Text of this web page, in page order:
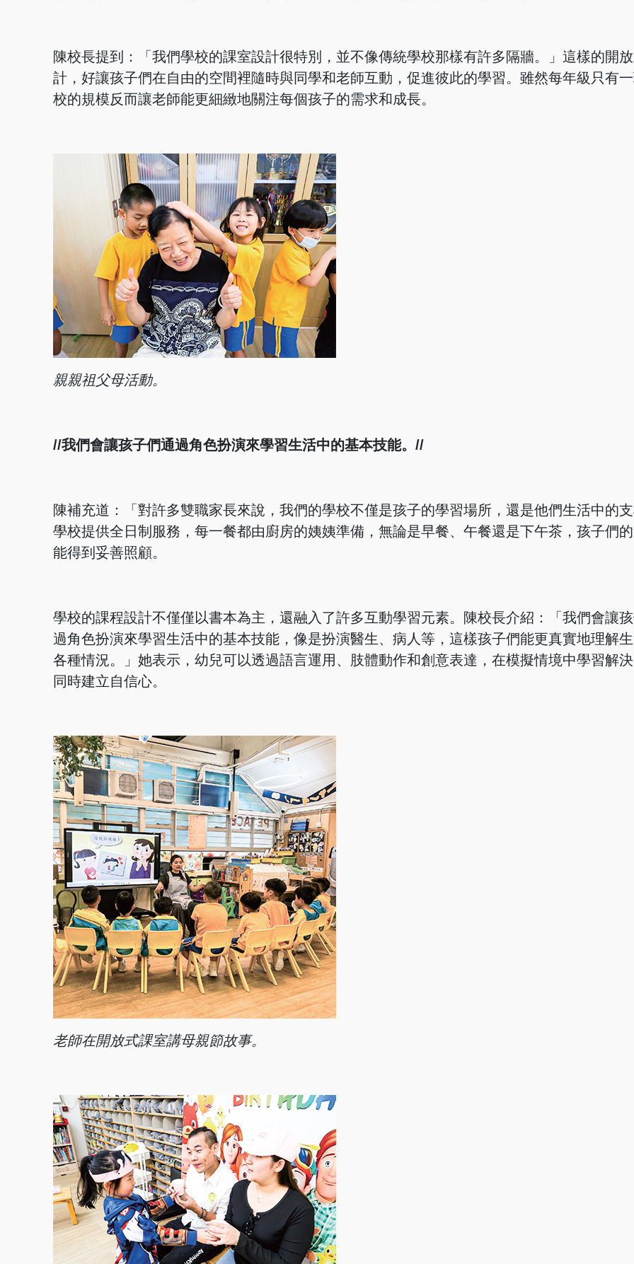
陳校長提到：「我們學校的課室設計很特別，並不像傳統學校那樣有許多隔牆。」這樣的開
計，好讓孩子們在自由的空間裡隨時與同學和老師互動，促進彼此的學習。雖然每年級只有
校的規模反而讓老師能更細緻地關注每個孩子的需求和成長。
親親祖父母活動。
//我們會讓孩子們通過角色扮演來學習生活中的基本技能。//
陳補充道：「對許多雙職家長來說，我們的學校不僅是孩子的學習場所，還是他們生活中的支
學校提供全日制服務，每一餐都由廚房的姨姨準備，無論是早餐、午餐還是下午茶，孩子們
能得到妥善照顧。
學校的課程設計不僅僅以書本為主，還融入了許多互動學習元素。陳校長介紹：「我們會讓
過角色扮演來學習生活中的基本技能，像是扮演醫生、病人等，這樣孩子們能更真實地理解
各種情況。」她表示，幼兒可以透過語言運用、肢體動作和創意表達，在模擬情境中學習解決
同時建立自信心。
老師在開放式課室講母親節故事。